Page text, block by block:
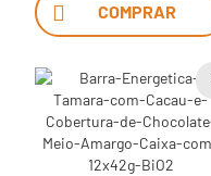
COMPRAR